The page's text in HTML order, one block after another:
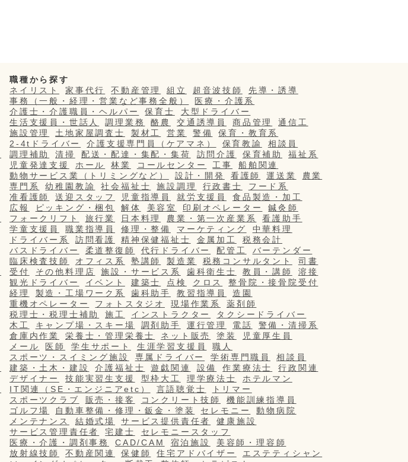
職種から探す
ネイリスト
家事代行 不動産管理 組立 超音波技師
先導・誘導
事務（一般・経理・営業など事務全般）
医療・介護系
介護士・介護職員・ヘルパー
保育士
大型ドライバー
生活支援員・世話人
調理業務 酪農 交通誘導員 商品管理
通信工
施設管理
土地家屋調査士 製材工 営業 警備
保育・教育系
2-4tドライバー
介護支援専門員（ケアマネ） 保育教諭
相談員
調理補助
清掃 配送・配達・集配・集荷 訪問介護 保育補助
福祉系
児童発達支援
ホール 林業 コールセンター 工事
船舶関連
動物サービス業（トリミングなど）
設計・開発 看護師 運送業
農業
専門系
幼稚園教諭 社会福祉士 施設調理 行政書士
フード系
准看護師
送迎スタッフ 児童指導員 就労支援員
食品製造・加工
広報
ピッキング・梱包 解体 美容室 印刷オペレーター
鍼灸師
フォークリフト
旅行業 日本料理 農業・第一次産業系
看護助手
学童支援員
職業指導員 修理・整備 マーケティング
中華料理
ドライバー系
訪問看護 精神保健福祉士 金属加工
税務会計
バスドライバー
柔道整復師 代行ドライバー 配管工
バーテンダー
臨床検査技師
オフィス系 塾講師 製造業 税務コンサルタント
司書
受付
その他料理店 施設・サービス系 歯科衛生士 教員・講師
溶接
観光ドライバー
イベント 建築士 点検 クロス
整骨院・接骨院受付
経理
製造・工場ワーク系 歯科助手 教習指導員
造園
重機オペレーター
フォトスタジオ 現場作業系
薬剤師
税理士・税理士補助
施工 インストラクター
タクシードライバー
木工
キャンプ場・スキー場 調剤助手 運行管理 電話
警備・清掃系
倉庫内作業
栄養士・管理栄養士 ネット販売 塗装
児童厚生員
メール
医師 学生サポート 生涯学習支援員
職人
スポーツ・スイミング施設
専属ドライバー 学術専門職員
相談員
建築・土木・建設
介護福祉士 遊戯関連 設備 作業療法士
行政関連
デザイナー
技能実習生支援 型枠大工 理学療法士
ホテルマン
IT関連（SE・エンジニアetc）
言語聴覚士
トリマー
スポーツクラブ
販売・接客 コンクリート技師
機能訓練指導員
ゴルフ場
自動車整備・修理・鈑金・塗装 セレモニー
動物病院
メンテナンス
結婚式場 サービス提供責任者
健康施設
サービス管理責任者
宅建士
セレモニースタッフ
医療・介護・調剤事務
CAD/CAM 宿泊施設
美容師・理容師
放射線技師
不動産関連 保健師 住宅アドバイザー
エステティシャン